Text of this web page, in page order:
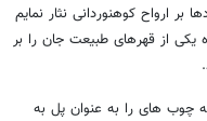
ارواح کوهنوردانی نثار نمایم
از قهرهای طبیعت جان را بر
چوب های را به عنوان پل به